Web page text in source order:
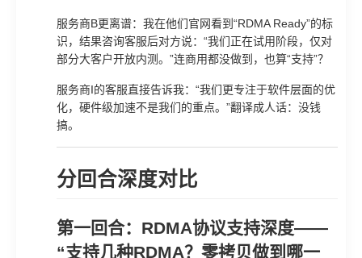
服务商B更离谱：我在他们官网看到“RDMA Ready”的标
识，结果咨询客服后对方说：“我们正在试用阶段，仅对
部分大客户开放内测。”连商用都没做到，也算“支持”？
服务商I的客服直接告诉我：“我们更专注于软件层面的优
化，硬件级加速不是我们的重点。”翻译成人话：没钱
搞。
分回合深度对比
第一回合：RDMA协议支持深度——
“支持几种RDMA？零拷贝做到哪一